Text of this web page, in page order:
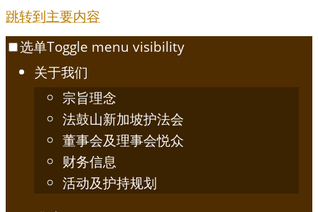
跳转到主要内容
选单Toggle menu visibility
关于我们
宗旨理念
法鼓山新加坡护法会
董事会及理事会悦众
财务信息
活动及护持规划